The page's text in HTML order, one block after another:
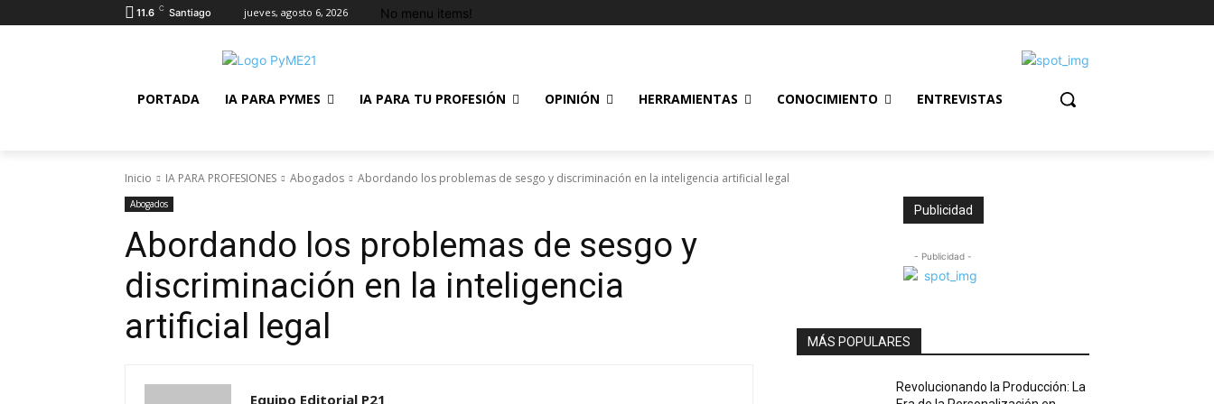
11.6 C Santiago jueves, agosto 6, 2026 No menu items!
PORTADA IA PARA PYMES IA PARA TU PROFESIÓN OPINIÓN HERRAMIENTAS CONOCIMIENTO ENTREVISTAS
Inicio IA PARA PROFESIONES Abogados Abordando los problemas de sesgo y discriminación en la inteligencia artificial legal
Abogados
Abordando los problemas de sesgo y
discriminación en la inteligencia
artificial legal
Equipo Editorial P21
Publicidad
- Publicidad -
MÁS POPULARES
Revolucionando la Producción: La